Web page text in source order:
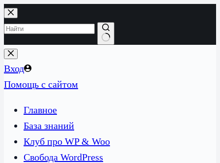
Перейти
к
сути
Ничего
не
найдено
Вход
Помощь с сайтом
Главное
База знаний
Клуб про WP & Woo
Свобода WordPress